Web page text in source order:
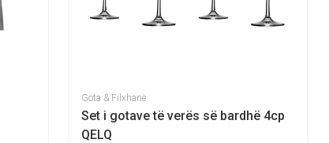
Gota & Filxhanë
Set i gotave të verës së bardhë 4cp
QELQ